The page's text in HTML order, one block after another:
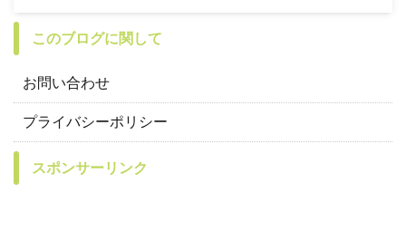
このブログに関して
お問い合わせ
プライバシーポリシー
スポンサーリンク